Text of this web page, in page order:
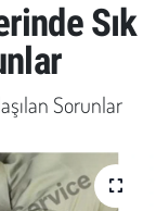
Sık
Sorunlar